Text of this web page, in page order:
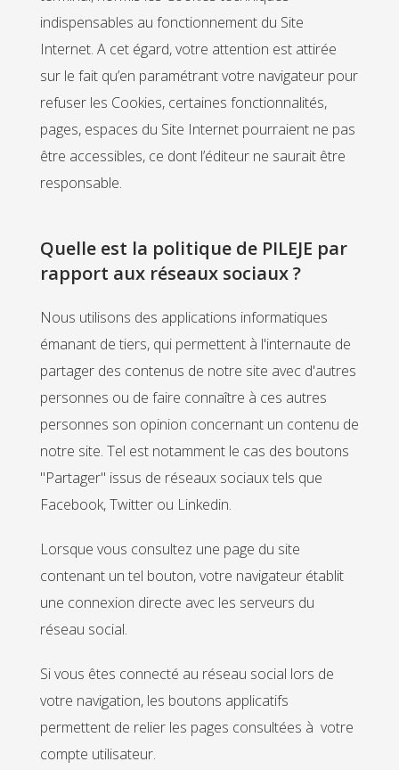
indispensables au fonctionnement du Site
Internet. A cet égard, votre attention est attirée
sur le fait qu’en paramétrant votre navigateur pour
refuser les Cookies, certaines fonctionnalités,
pages, espaces du Site Internet pourraient ne pas
être accessibles, ce dont l’éditeur ne saurait être
responsable.
Quelle est la politique de PILEJE par
rapport aux réseaux sociaux ?
Nous utilisons des applications informatiques
émanant de tiers, qui permettent à l'internaute de
partager des contenus de notre site avec d'autres
personnes ou de faire connaître à ces autres
personnes son opinion concernant un contenu de
notre site. Tel est notamment le cas des boutons
"Partager" issus de réseaux sociaux tels que
Facebook, Twitter ou Linkedin.
Lorsque vous consultez une page du site
contenant un tel bouton, votre navigateur établit
une connexion directe avec les serveurs du
réseau social.
Si vous êtes connecté au réseau social lors de
votre navigation, les boutons applicatifs
permettent de relier les pages consultées à votre
compte utilisateur.